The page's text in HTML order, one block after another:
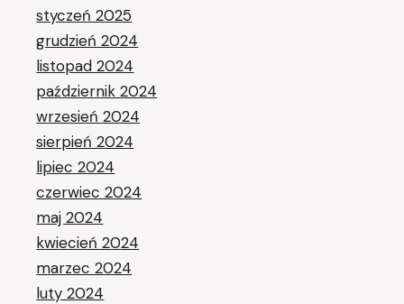
styczeń 2025
grudzień 2024
listopad 2024
październik 2024
wrzesień 2024
sierpień 2024
lipiec 2024
czerwiec 2024
maj 2024
kwiecień 2024
marzec 2024
luty 2024